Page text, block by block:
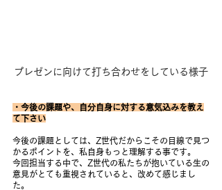
プレゼンに向けて打ち合わせをしている様子
・今後の課題や、自分自身に対する意気込みを教え
て下さい
今後の課題としては、Z世代だからこその目線で見つ
かるポイントを、私自身もっと理解する事です。
今回担当する中で、Z世代の私たちが抱いている生の
意見がとても重視されていると、改めて感じまし
た。